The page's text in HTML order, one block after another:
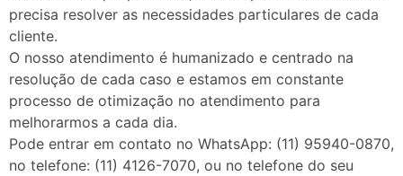
precisa resolver as necessidades particulares de cada
cliente.
O nosso atendimento é humanizado e centrado na
resolução de cada caso e estamos em constante
processo de otimização no atendimento para
melhorarmos a cada dia.
Pode entrar em contato no WhatsApp: (11) 95940-0870,
no telefone: (11) 4126-7070, ou no telefone do seu